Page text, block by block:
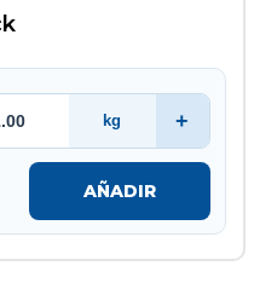
kg +
AÑADIR